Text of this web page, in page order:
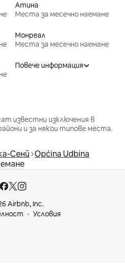
Атина
Места за месечно наемане
Монреал
Места за месечно наемане
Повече информация
известни изключения в
и за някои типове места.
Сенй Općina Udbina
Airbnb, Inc.
Условия